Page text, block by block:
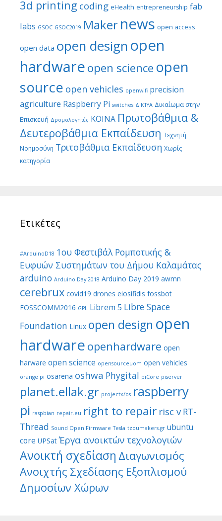
3d printing coding eHealth entrepreneurship fab
labs GSOC GSOC2019 Makernews open access
open data open designopen
hardwareopen science open
source open vehicles openwifi precision
agriculture Raspberry Pi switches ΔΙΚΤΥΑ Δικαίωμα στην
Επισκευή Δρομολογητές ΚΟΙΝΑ Πρωτοβάθμια &
Δευτεροβάθμια Εκπαίδευση Τεχνητή
Νοημοσύνη Τριτοβάθμια Εκπαίδευση Χωρίς
κατηγορία
Ετικέτες
#ArduinoD18 1ου Φεστιβάλ Ρομποτικής &
Ευφυών Συστημάτων του Δήμου Καλαμάτας
arduino Arduino Day 2018 Arduino Day 2019 awmn
cerebrux covid19 drones eiosifidis fossbot
FOSSCOMM2016 GPL Librem 5 Libre Space
Foundation Linux open design open
hardware openhardware open
harware open science opensourceuom open vehicles
orange pi osarena oshwa Phygital piCore piserver
planet.ellak.gr projectx/os raspberry
pi raspbian repair.eu right to repair risc v RT-
Thread Sound Open Firmware Tesla tzoumakers.gr ubuntu
core UPSat Έργα ανοικτών τεχνολογιών
Ανοικτή σχεδίαση Διαγωνισμός
Ανοιχτής Σχεδίασης Εξοπλισμού
Δημοσίων Χώρων